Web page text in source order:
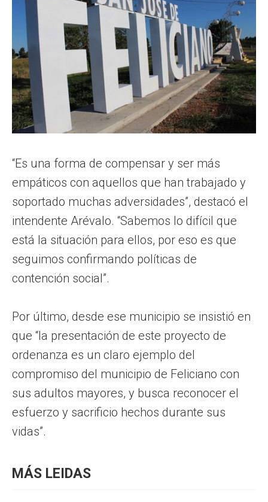
“Es una forma de compensar y ser más
empáticos con aquellos que han trabajado y
soportado muchas adversidades”, destacó el
intendente Arévalo. “Sabemos lo difícil que
está la situación para ellos, por eso es que
seguimos confirmando políticas de
contención social”.
Por último, desde ese municipio se insistió en
que “la presentación de este proyecto de
ordenanza es un claro ejemplo del
compromiso del municipio de Feliciano con
sus adultos mayores, y busca reconocer el
esfuerzo y sacrificio hechos durante sus
vidas”.
MÁS LEIDAS